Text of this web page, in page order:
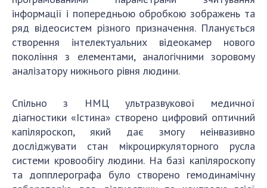
інформації і попередньою обробкою зображень та
ряд відеосистем різного призначення. Планується
створення інтелектуальних відеокамер нового
покоління з елементами, аналогічними зоровому
аналізатору нижнього рівня людини.
Спільно з НМЦ ультразвукової медичної
діагностики «Істина» створено цифровий оптичний
капіляроскоп, який дає змогу неінвазивно
досліджувати стан мікроциркуляторного русла
системи кровообігу людини. На базі капіляроскопу
та допплерографа було створено гемодинамічну